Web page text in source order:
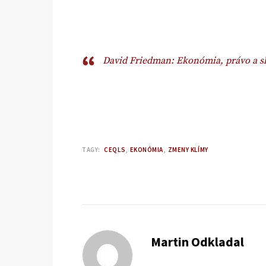
David Friedman: Ekonómia, právo a
TAGY: CEQLS EKONÓMIA ZMENY KLÍMY
Martin Odkladal